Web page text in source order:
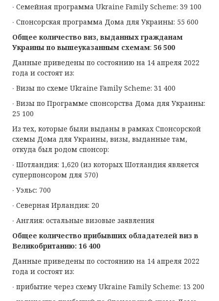
∙ Семейная программа Ukraine Family Scheme: 39 100
∙ Спонсорская программа Дома для Украины: 55 600
Общее количество виз, выданных гражданам
Украины повышеуказанным схемам: 56 500
Данные приведены по состоянию на 14 апреля 2022
года и состоят из:
∙ Визы по схеме Ukraine Family Scheme: 31 400
∙ Визы по Программе спонсорства Дома для Украины:
25 100
Из тех, которые были выданы в рамках Спонсорской
схемы Дома для Украины, визы, выданные там,
откуда был родом спонсор:
∙ Шотландия: 1,620 (из которых Шотландия является
суперпонсором для 570)
∙ Уэльс: 700
∙ Северная Ирландия: 20
∙ Англия: остальные визовые заявления
Общее количество прибывших обладателей виз в
Великобританию: 16 400
Данные приведены по состоянию на 14 апреля 2022
года и состоят из:
∙ прибытие через схему Ukraine Family Scheme: 13 200